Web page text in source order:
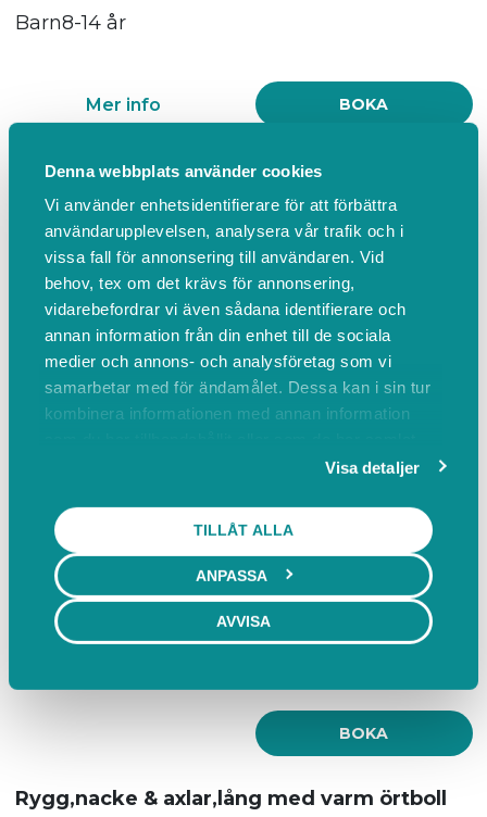
Denna webbplats använder cookies
Vi använder enhetsidentifierare för att förbättra
användarupplevelsen, analysera vår trafik och i
vissa fall för annonsering till användaren. Vid
behov, tex om det krävs för annonsering,
vidarebefordrar vi även sådana identifierare och
annan information från din enhet till de sociala
medier och annons- och analysföretag som vi
samarbetar med för ändamålet. Dessa kan i sin tur
kombinera informationen med annan information
Visa detaljer
TILLÅT ALLA
ANPASSA
AVVISA
Barn8-14 år
BOKA
Mer info
Barn mjuk massage med kokosolja
30 min
450,00 SEK inkl. moms
Barn 8 -14 år
oljemassage med varm kokosolja
oljemassage med varm kokosolja
120 min
BOKA
Rygg,nacke & axlar,lång med varm örtboll